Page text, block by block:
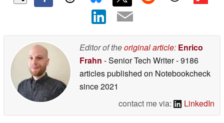
Editor of theoriginal article: Enrico
Frahn - Senior Tech Writer- 9186
articles published on Notebookcheck
since 2021
contact me via:
LinkedIn